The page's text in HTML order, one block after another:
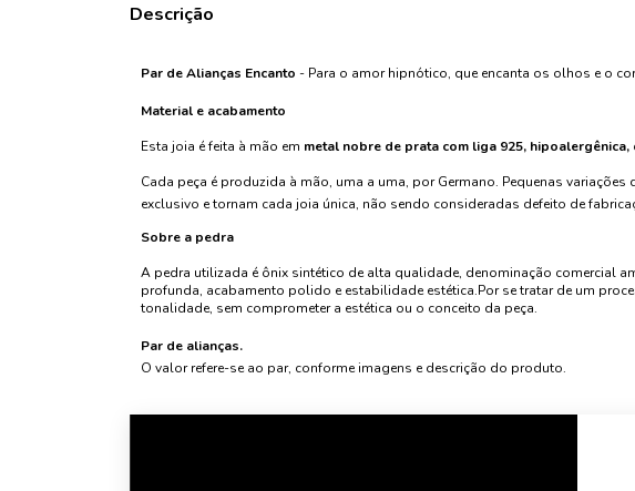
Descrição
Par de Alianças Encanto - Para o amor hipnótico, que encanta os olhos e o
Material e acabamento
Esta joia é feita à mão em metal nobre de prata com liga 925,
Cada peça é produzida à mão, uma a uma, por Germano. Pequenas
exclusivo e tornam cada joia única, não sendo consideradas defeito de
Sobre a pedra
A pedra utilizada é ônix sintético de alta qualidade, denominação comercial
profunda, acabamento polido e estabilidade estética.Por se tratar de um
tonalidade, sem comprometer a estética ou o conceito da peça.
Par de alianças.
O valor refere-se ao par, conforme imagens e descrição do produto.